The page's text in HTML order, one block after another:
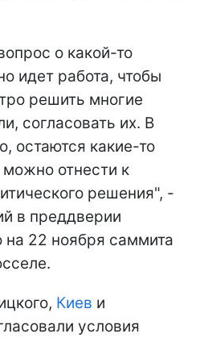
о какой-то
идет работа, чтобы
решить многие
согласовать их. В
остаются какие-то
отнести к
решения", -
в преддверии
на 22 ноября саммита
Киев и
условия